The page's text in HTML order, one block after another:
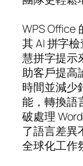
WPS Office
其 AI 拼字
慧拼字提示
助客戶提高
時間並減少
能，轉換語
破處理
了語言差異
全球化工作